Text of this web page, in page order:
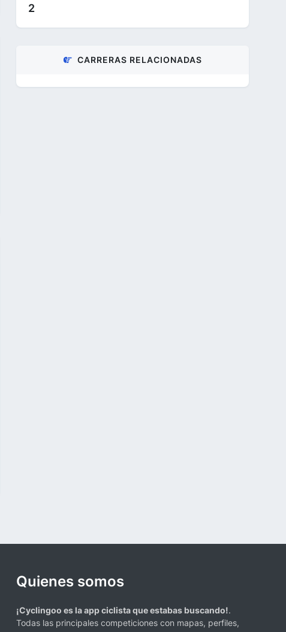
2
CARRERAS RELACIONADAS
Quienes somos
¡Cyclingoo es la app ciclista que estabas buscando!.
Todas las principales competiciones con mapas, perfiles,